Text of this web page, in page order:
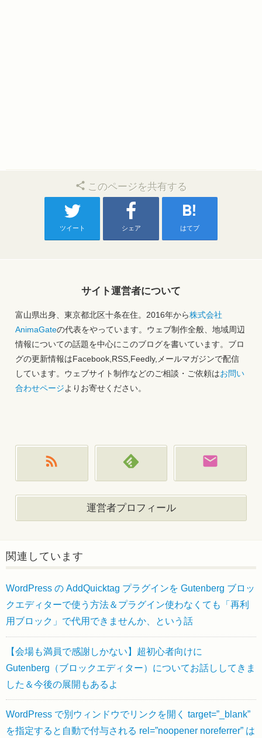
このページを共有する
ツイート シェア はてブ
サイト運営者について
富山県出身、東京都北区十条在住。2016年から株式会社
AnimaGateの代表をやっています。ウェブ制作全般、地域周辺
情報についての話題を中心にこのブログを書いています。ブロ
グの更新情報はFacebook,RSS,Feedly,メールマガジンで配信
しています。ウェブサイト制作などのご相談・ご依頼はお問い
合わせページよりお寄せください。
運営者プロフィール
関連しています
WordPress の AddQuicktag プラグインを Gutenberg ブロッ
クエディターで使う方法＆プラグイン使わなくても「再利
用ブロック」で代用できませんか、という話
【会場も満員で感謝しかない】超初心者向けに
Gutenberg（ブロックエディター）についてお話ししてきま
した＆今後の展開もあるよ
WordPress で別ウィンドウでリンクを開く target=”_blank”
を指定すると自動で付与される rel=”noopener noreferrer” は